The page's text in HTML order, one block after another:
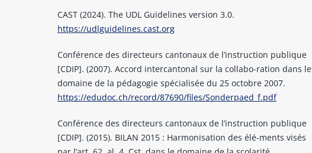
CAST (2024). The UDL Guidelines version 3.0.
https://udlguidelines.cast.org
Conférence des directeurs cantonaux de l’instruction publique
[CDIP]. (2007). Accord intercantonal sur la collabo-ration dans le
domaine de la pédagogie spécialisée du 25 octobre 2007.
https://edudoc.ch/record/87690/files/Sonderpaed_f.pdf
Conférence des directeurs cantonaux de l’instruction publique
[CDIP]. (2015). BILAN 2015 : Harmonisation des élé-ments visés